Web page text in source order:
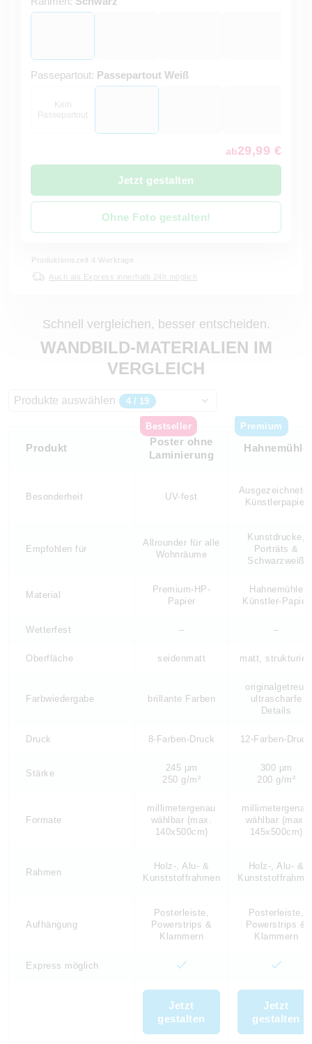
Passepartout: Passepartout Weiß
Kein
Passepartout
ab29,99 €
Jetzt gestalten
Ohne Foto gestalten!
Produktionszeit 4 Werktage
Auch als Express innerhalb 24h möglich
Schnell vergleichen, besser entscheiden.
WANDBILD-MATERIALIEN IM
VERGLEICH
Produkte auswählen 4 / 19
Produkt
Bestseller
Poster ohne
Laminierung
Premium
Hahnemühle
Besonderheit UV-fest
Künstlerpapier
Empfohlen für
Allrounder für alle
Wohnräume
Kunstdrucke,
Porträts &
Schwarzweiß
Material
Premium-HP-
Papier
Hahnemühle
Künstler-Papier
Wetterfest – –
Oberfläche seidenmatt matt, strukturiert
Farbwiedergabe brillante Farben
originalgetreu,
ultrascharfe
Details
Druck 8-Farben-Druck 12-Farben-Druck
Stärke
245 µm
250 g/m²
300 µm
200 g/m²
Formate
millimetergenau
wählbar (max.
140x500cm)
millimetergenau
wählbar (max.
145x500cm)
Rahmen
Holz-, Alu- &
Kunststoffrahmen
Holz-, Alu- &
Aufhängung
Posterleiste,
Powerstrips &
Klammern
Posterleiste,
Powerstrips &
Klammern
Express möglich
Jetzt
gestalten
Jetzt
gestalten